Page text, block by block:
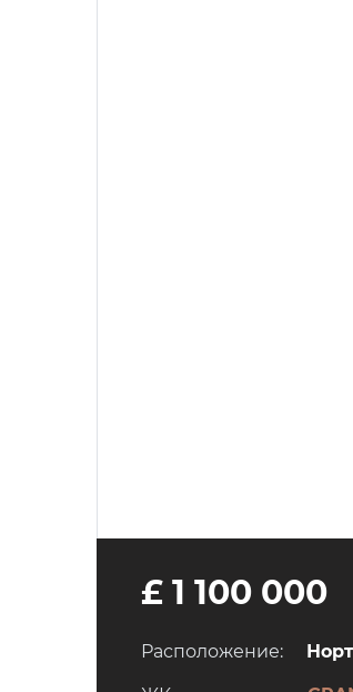
£ 1 100 000
Расположение: